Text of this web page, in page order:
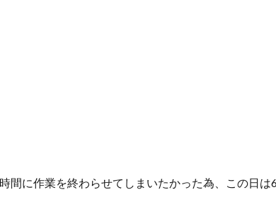
間に作業を終わらせてしまいたかった為、この日は